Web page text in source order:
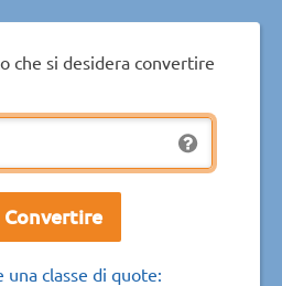
che si desidera convertire
una classe di quote: